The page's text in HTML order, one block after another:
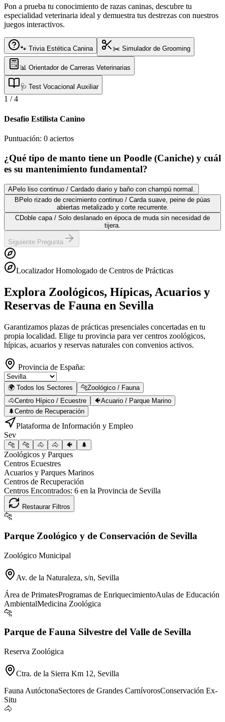
Pon a prueba tu conocimiento de razas caninas, descubre tu
especialidad veterinaria ideal y demuestra tus destrezas con nuestros
juegos interactivos.
🐾 Trivia Estética Canina ✂️ Simulador de Grooming
📊 Orientador de Carreras Veterinarias
🩺 Test Vocacional Auxiliar
1 /4
Desafío Estilista Canino
Puntuación: 0 aciertos
¿Qué tipo de manto tiene un Poodle (Caniche) y cuál
es su mantenimiento fundamental?
APelo liso continuo / Cardado diario y baño con champú normal.
B Pelo rizado de crecimiento continuo / Carda suave, peine de púas
abiertas metalizado y corte recurrente.
CDoble capa / Solo deslanado en época de muda sin necesidad de
tijera.
Siguiente Pregunta
Localizador Homologado de Centros de Prácticas
Explora Zoológicos, Hípicas, Acuarios y
Reservas de Fauna en Sevilla
Garantizamos plazas de prácticas presenciales concertadas en tu
propia localidad. Elige tu provincia para ver centros zoológicos,
hípicas, acuarios y reservas naturales con convenios activos.
Provincia de España:
🌍 Todos los Sectores 🐆Zoológico / Fauna
🐴Centro Hípico / Ecuestre 🐠Acuario / Parque Marino
🌲Centro de Recuperación
Plataforma de Información y Empleo
Sev
🐆 🐆 🐴 🐴 🐠 🌲
Zoológicos y Parques
Centros Ecuestres
Acuarios y Parques Marinos
Centros de Recuperación
Centros Encontrados: 6 en la Provincia de Sevilla
Restaurar Filtros
🐆
Parque Zoológico y de Conservación de Sevilla
Zoológico Municipal
Av. de la Naturaleza, s/n, Sevilla
Área de PrimatesProgramas de EnriquecimientoAulas de Educación
AmbientalMedicina Zoológica
🐆
Parque de Fauna Silvestre del Valle de Sevilla
Reserva Zoológica
Ctra. de la Sierra Km 12, Sevilla
Fauna AutóctonaSectores de Grandes CarnívorosConservación Ex-
Situ
🐴